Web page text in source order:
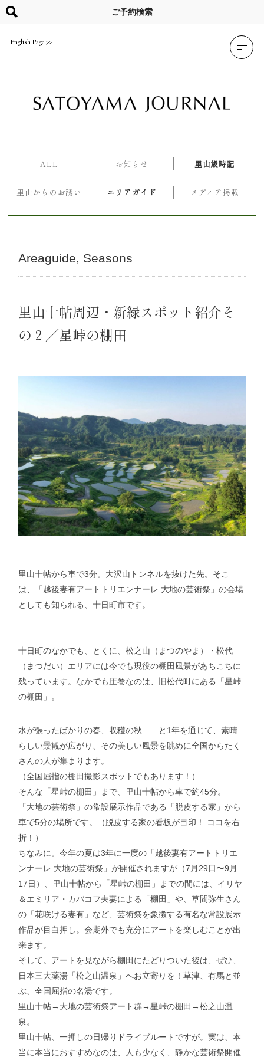
content
English Page
ご予約検索
ALL お知らせ 里山歳時記
里山からのお誘い エリアガイド メディア掲載
Areaguide Seasons
里山十帖周辺・新緑スポット紹介そ
の２／星峠の棚田
里山十帖から車で3分。大沢山トンネルを抜けた先。そこ
は、「越後妻有アートトリエンナーレ 大地の芸術祭」の会場
としても知られる、十日町市です。
十日町のなかでも、とくに、松之山（まつのやま）・松代
（まつだい）エリアには今でも現役の棚田風景があちこちに
残っています。なかでも圧巻なのは、旧松代町にある「星峠
の棚田」。
水が張ったばかりの春、収穫の秋……と1年を通じて、素晴
らしい景観が広がり、その美しい風景を眺めに全国からたく
さんの人が集まります。
（全国屈指の棚田撮影スポットでもあります！）
そんな「星峠の棚田」まで、里山十帖から車で約45分。
「大地の芸術祭」の常設展示作品である「脱皮する家」から
車で5分の場所です。（脱皮する家の看板が目印！ ココを右
折！）
ちなみに。今年の夏は3年に一度の「越後妻有アートトリエ
ンナーレ 大地の芸術祭」が開催されますが（7月29日〜9月
17日）、里山十帖から「星峠の棚田」までの間には、イリヤ
＆エミリア・カバコフ夫妻による「棚田」や、草間弥生さん
の「花咲ける妻有」など、芸術祭を象徴する有名な常設展示
作品が目白押し。会期外でも充分にアートを楽しむことが出
来ます。
そして。アートを見ながら棚田にたどりついた後は、ぜひ、
日本三大薬湯「松之山温泉」へお立寄りを！草津、有馬と並
ぶ、全国屈指の名湯です。
里山十帖→大地の芸術祭アート群→星峠の棚田→松之山温
泉。
里山十帖、一押しの日帰りドライブルートですが。実は、本
当に本当におすすめなのは、人も少なく、静かな芸術祭開催